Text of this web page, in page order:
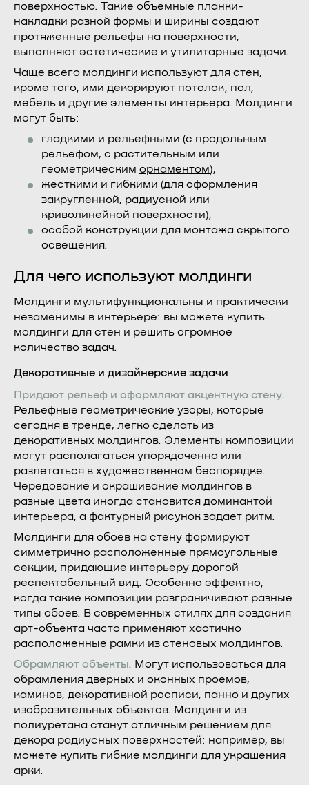
поверхностью. Такие объемные планки-
накладки разной формы и ширины создают
протяженные рельефы на поверхности,
выполняют эстетические и утилитарные задачи.
Чаще всего молдинги используют для стен,
кроме того, ими декорируют потолок, пол,
мебель и другие элементы интерьера. Молдинги
могут быть:
гладкими и рельефными (с продольным
рельефом, с растительным или
геометрическим орнаментом),
жесткими и гибкими (для оформления
закругленной, радиусной или
криволинейной поверхности),
особой конструкции для монтажа скрытого
освещения.
Для чего используют молдинги
Молдинги мультифункциональны и практически
незаменимы в интерьере: вы можете купить
молдинги для стен и решить огромное
количество задач.
Декоративные и дизайнерские задачи
Придают рельеф и оформляют акцентную стену.
Рельефные геометрические узоры, которые
сегодня в тренде, легко сделать из
декоративных молдингов. Элементы композиции
могут располагаться упорядоченно или
разлетаться в художественном беспорядке.
Чередование и окрашивание молдингов в
разные цвета иногда становится доминантой
интерьера, а фактурный рисунок задает ритм.
Молдинги для обоев на стену формируют
симметрично расположенные прямоугольные
секции, придающие интерьеру дорогой
респектабельный вид. Особенно эффектно,
когда такие композиции разграничивают разные
типы обоев. В современных стилях для создания
арт-объекта часто применяют хаотично
расположенные рамки из стеновых молдингов.
Обрамляют объекты. Могут использоваться для
обрамления дверных и оконных проемов,
каминов, декоративной росписи, панно и других
изобразительных объектов. Молдинги из
полиуретана станут отличным решением для
декора радиусных поверхностей: например, вы
можете купить гибкие молдинги для украшения
арки.